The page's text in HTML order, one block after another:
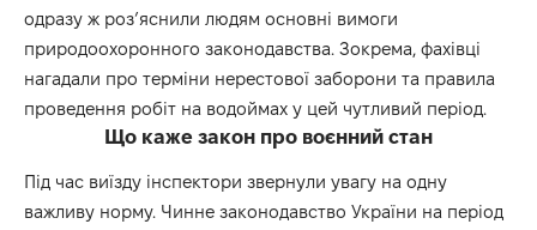
одразу ж роз’яснили людям основні вимоги
природоохоронного законодавства. Зокрема, фахівці
нагадали про терміни нерестової заборони та правила
проведення робіт на водоймах у цей чутливий період.
Що каже закон про воєнний стан
Під час виїзду інспектори звернули увагу на одну
важливу норму. Чинне законодавство України на період